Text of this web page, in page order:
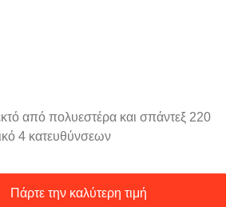
από πολυεστέρα και σπάντεξ 220
4 κατευθύνσεων
Πάρτε την καλύτερη τιμή